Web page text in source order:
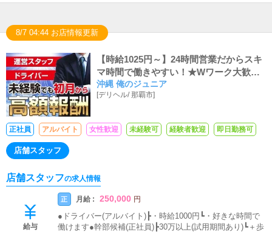
8/7 04:44 お店情報更新
【時給1025円～】24時間営業だからスキ
マ時間で働きやすい！★Wワーク大歓迎!!
★送迎ドライバー大募集中!!
沖縄 俺のジュニア
[デリヘル/那覇市]
正社員 アルバイト 女性歓迎 未経験可 経験者歓迎 即日勤務可
店舗スタッフ
店舗スタッフの求人情報
給与
正 月給 : 250,000 円
●ドライバー(アルバイト)┣・時給1000円┗・好きな時間で
働けます●幹部候補(正社員)┣30万以上(試用期間あり)┗＋歩